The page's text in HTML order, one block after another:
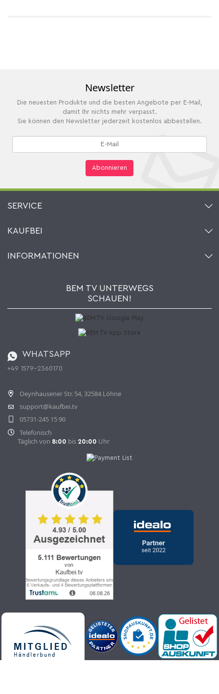
Newsletter
Die neuesten Produkte und die besten Angebote per E-Mail,
damit Ihr nichts mehr verpasst.
Sie können den Newsletter jederzeit kostenlos abbestellen.
Abonnieren
SERVICE
Warenkorb
Mein Wunschzettel
KAUFBEI
Händler & Hersteller
Affiliateprogramm
INFORMATIONEN
Zahlung und Versand
BEM TV UNTERWEGS
SCHAUEN!
WHATSAPP
+49 1579-2360170
Oeynhausener Str. 54, 32584 Löhne
support@kaufbei.tv
05731-245 15 90
Telefonisch
Täglich von 8:00 bis 20:00 Uhr